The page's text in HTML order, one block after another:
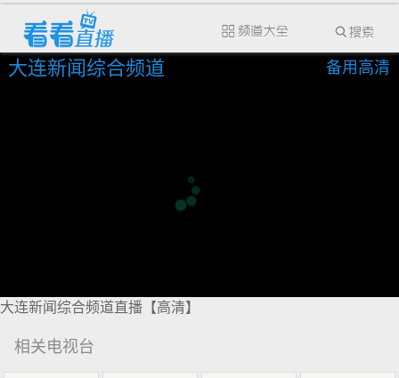
大连新闻综合频道 备用高清
大连新闻综合频道直播【高清】
相关电视台